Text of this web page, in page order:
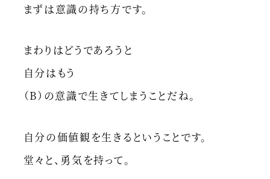
まずは意識の持ち方です。
まわりはどうであろうと
自分はもう
（B）の意識で生きてしまうことだね。
自分の価値観を生きるということです。
堂々と、勇気を持って。